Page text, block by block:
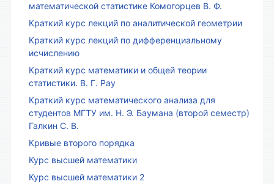
математической статистике Комогорцев В. Ф.
Краткий курс лекций по аналитической геометрии
Краткий курс лекций по дифференциальному
исчислению
Краткий курс математики и общей теории
статистики. В. Г. Рау
Краткий курс математического анализа для
студентов МГТУ им. Н. Э. Баумана (второй семестр)
Галкин С. В.
Кривые второго порядка
Курс высшей математики
Курс высшей математики 2